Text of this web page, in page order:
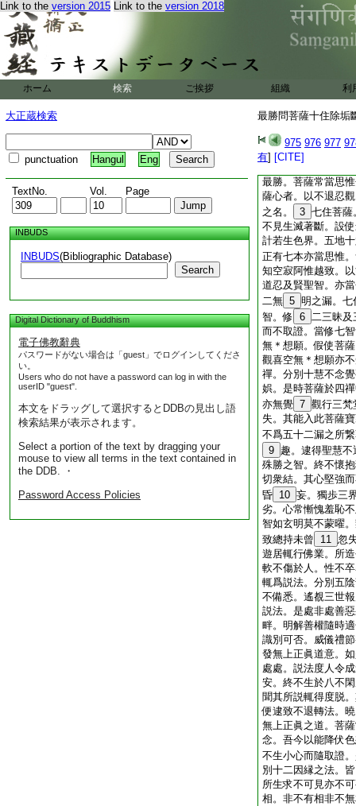
Link to the version 2015 Link to the version 2018
ホーム 検索 ご挨拶 組織 利
大正蔵検索
punctuation Hangul Eng
TextNo. Vol. Page
INBUDS
INBUDS(Bibliographic Database)
Search
Digital Dictionary of Buddhism
電子佛教辭典
パスワードがない場合は「guest」でログインしてくださ
い。
Users who do not have a password can log in with the
userID "guest".
本文をドラッグして選択するとDDBの見出し語
検索結果が表示されます。
Select a portion of the text by dragging your
mouse to view all terms in the text contained in
the DDB. ・
Password Access Policies
最勝問菩薩十住除垢
975 976 977
有] [CITE]
行甚清淨。不退智
伏縛著使興道心。
之輩。乃至恩愛報
法以離名句。其名
根本出生殊勝獨歩
本 2 退尋分別知所
意識因縁。不退忍
退智者。不以今身
忍者。思惟陰入諸
最勝。菩薩常當思
薩心者。以不退忍
之名。
3 七住菩薩
不見生滅著斷。設
計若生色界。五地
正有七本亦當思惟
知空寂阿惟越致。
道忍及賢聖智。亦
二無 5 明之漏。七
智。修 6 二三昧及
而不取證。當修七
無＊想願。假使菩
觀喜空無＊想願亦
禪。分別十慧不念
娯。是時菩薩於四
亦無覺 7 觀行三梵
失。其能入此菩薩
不爲五十二漏之所
9 趣。逮得聖慧
殊勝之智。終不懷
切衆結。其心堅強
昏 10 妄。獨歩三
劣。心常慚愧羞恥
智如玄明莫不蒙曜
致總持未曾
11 忽
遊居輒行佛業。所
軟不傷於人。性不
輒爲説法。分別五
不備悉。遙覩三世
説法。是處非處善
畔。明解善權隨時
識別可否。威儀禮
發無上正眞道意。
處處。説法度人令
安。終不生於八不
聞其所説輒得度脱
便逮致不退轉法。
無上正眞之道。菩
念。吾今以能降伏
不生小心而隨取證
別十二因縁之法。
所生求不可見亦不
相。非不有相非不